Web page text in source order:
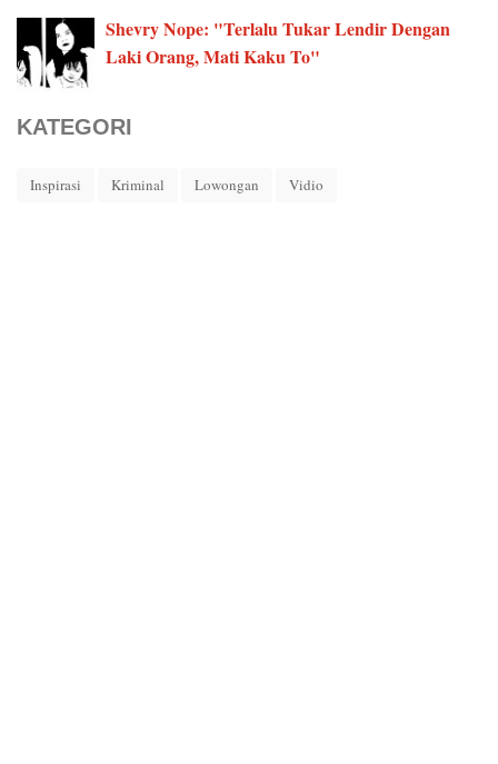
Shevry Nope: "Terlalu Tukar Lendir Dengan
Laki Orang, Mati Kaku To"
KATEGORI
Inspirasi Kriminal Lowongan Vidio